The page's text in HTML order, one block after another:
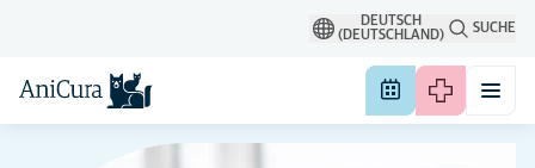
DEUTSCH
(DEUTSCHLAND)
SUCHE